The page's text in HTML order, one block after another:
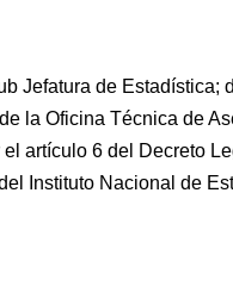
Jefatura de Estadística;
la Oficina Técnica de
artículo 6 del Decreto
Instituto Nacional de